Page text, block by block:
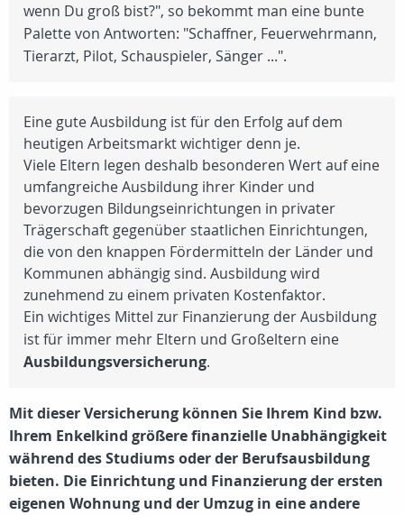
wenn Du groß bist?", so bekommt man eine bunte
Palette von Antworten: "Schaffner, Feuerwehrmann,
Tierarzt, Pilot, Schauspieler, Sänger ...".
Eine gute Ausbildung ist für den Erfolg auf dem
heutigen Arbeitsmarkt wichtiger denn je.
Viele Eltern legen deshalb besonderen Wert auf eine
umfangreiche Ausbildung ihrer Kinder und
bevorzugen Bildungseinrichtungen in privater
Trägerschaft gegenüber staatlichen Einrichtungen,
die von den knappen Fördermitteln der Länder und
Kommunen abhängig sind. Ausbildung wird
zunehmend zu einem privaten Kostenfaktor.
Ein wichtiges Mittel zur Finanzierung der Ausbildung
ist für immer mehr Eltern und Großeltern eine
Ausbildungsversicherung.
Mit dieser Versicherung können Sie Ihrem Kind bzw.
Ihrem Enkelkind größere finanzielle Unabhängigkeit
während des Studiums oder der Berufsausbildung
bieten. Die Einrichtung und Finanzierung der ersten
eigenen Wohnung und der Umzug in eine andere